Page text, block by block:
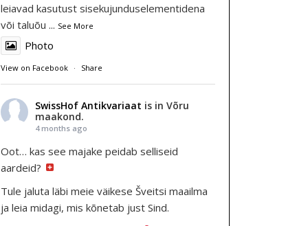
leiavad kasutust sisekujunduselementidena
või taluõu ... See More
Photo
View on Facebook · Share
SwissHof Antikvariaat is in Võru
maakond.
4 months ago
Oot… kas see majake peidab selliseid
aardeid?
Tule jaluta läbi meie väikese Šveitsi maailma
ja leia midagi, mis kõnetab just Sind.